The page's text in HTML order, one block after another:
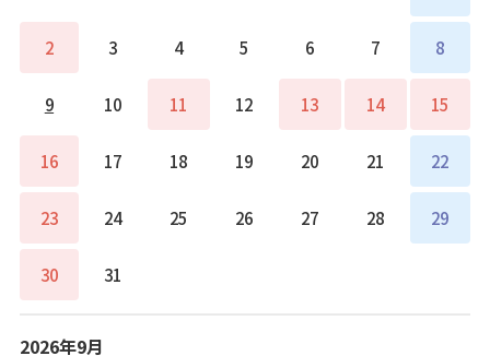
2 3 4 5 6 7 8
9 10 11 12 13 14 15
16 17 18 19 20 21 22
23 24 25 26 27 28 29
30 31
2026年9月